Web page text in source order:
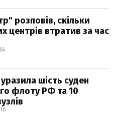
розповів, скільки
центрів втратив за час
шість суден
флоту РФ та 10